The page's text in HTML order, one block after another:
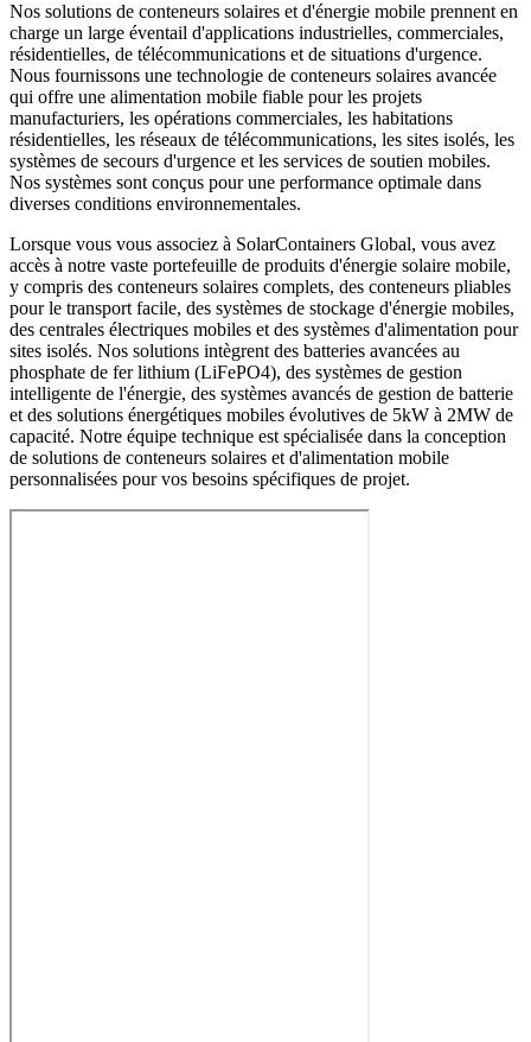
Nos solutions de conteneurs solaires et d'énergie mobile prennent en
charge un large éventail d'applications industrielles, commerciales,
résidentielles, de télécommunications et de situations d'urgence.
Nous fournissons une technologie de conteneurs solaires avancée
qui offre une alimentation mobile fiable pour les projets
manufacturiers, les opérations commerciales, les habitations
résidentielles, les réseaux de télécommunications, les sites isolés, les
systèmes de secours d'urgence et les services de soutien mobiles.
Nos systèmes sont conçus pour une performance optimale dans
diverses conditions environnementales.
Lorsque vous vous associez à SolarContainers Global, vous avez
accès à notre vaste portefeuille de produits d'énergie solaire mobile,
y compris des conteneurs solaires complets, des conteneurs pliables
pour le transport facile, des systèmes de stockage d'énergie mobiles,
des centrales électriques mobiles et des systèmes d'alimentation pour
sites isolés. Nos solutions intègrent des batteries avancées au
phosphate de fer lithium (LiFePO4), des systèmes de gestion
intelligente de l'énergie, des systèmes avancés de gestion de batterie
et des solutions énergétiques mobiles évolutives de 5kW à 2MW de
capacité. Notre équipe technique est spécialisée dans la conception
de solutions de conteneurs solaires et d'alimentation mobile
personnalisées pour vos besoins spécifiques de projet.